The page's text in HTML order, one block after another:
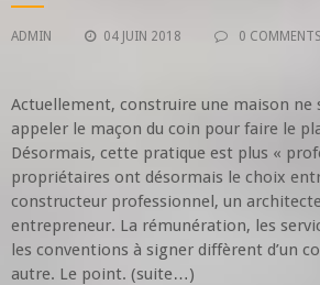
ADMIN 04 JUIN 2018 0 COMMENTS
Actuellement, construire une maison ne
appeler le maçon du coin pour faire le
Désormais, cette pratique est plus «
propriétaires ont désormais le choix
constructeur professionnel, un
entrepreneur. La rémunération, les
les conventions à signer diffèrent d’un
autre. Le point. (suite…)